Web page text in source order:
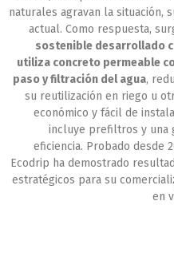
naturales agravan la situación,
actual. Como respuesta,
sostenible desarrollado
utiliza concreto permeable
paso y filtración del agua,
su reutilización en riego u
económico y fácil de
incluye prefiltros y una
eficiencia. Probado desde
Ecodrip ha demostrado
estratégicos para su
en